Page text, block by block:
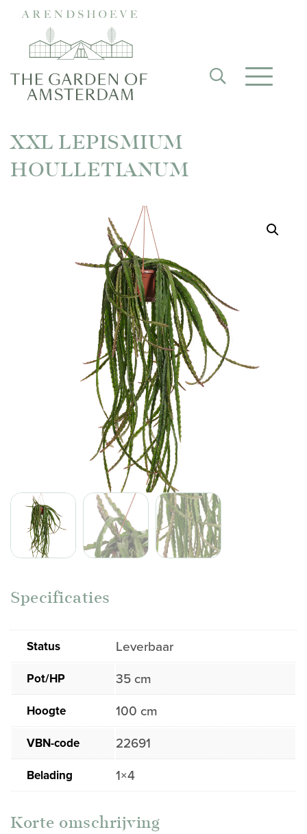
XXL LEPISMIUM
HOULLETIANUM
Specificaties
Status Leverbaar
Pot/HP 35 cm
Hoogte 100 cm
VBN-code 22691
Belading 1×4
Korte omschrijving